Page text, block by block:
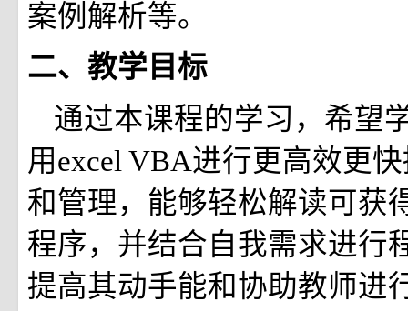
案例解析等。
二、教学目标
通过本课程的学习，希望
用excel VBA进行更高效更
和管理，能够轻松解读可获
程序，并结合自我需求进行
提高其动手能和协助教师进